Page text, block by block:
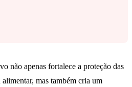
não apenas fortalece a proteção das
mas também cria um